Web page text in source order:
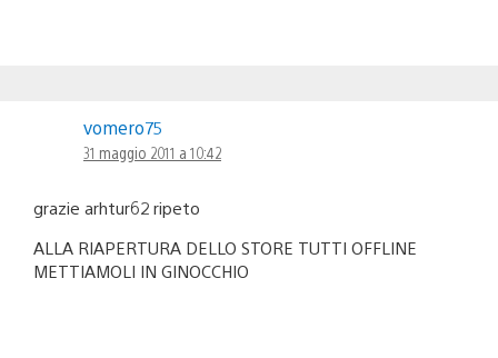
vomero75
31 maggio 2011 a 10:42
grazie arhtur62 ripeto
ALLA RIAPERTURA DELLO STORE TUTTI OFFLINE
METTIAMOLI IN GINOCCHIO